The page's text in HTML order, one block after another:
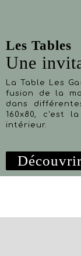
Les Tables
Une
La Table Les
fusion de la
dans
160x80, c'est
intérieur.